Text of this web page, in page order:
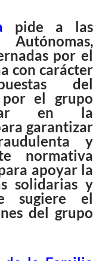
pide a las
por el
con carácter
del
por el grupo
en la
garantizar
y
normativa
apoyar la
solidarias y
sugiere el
del grupo